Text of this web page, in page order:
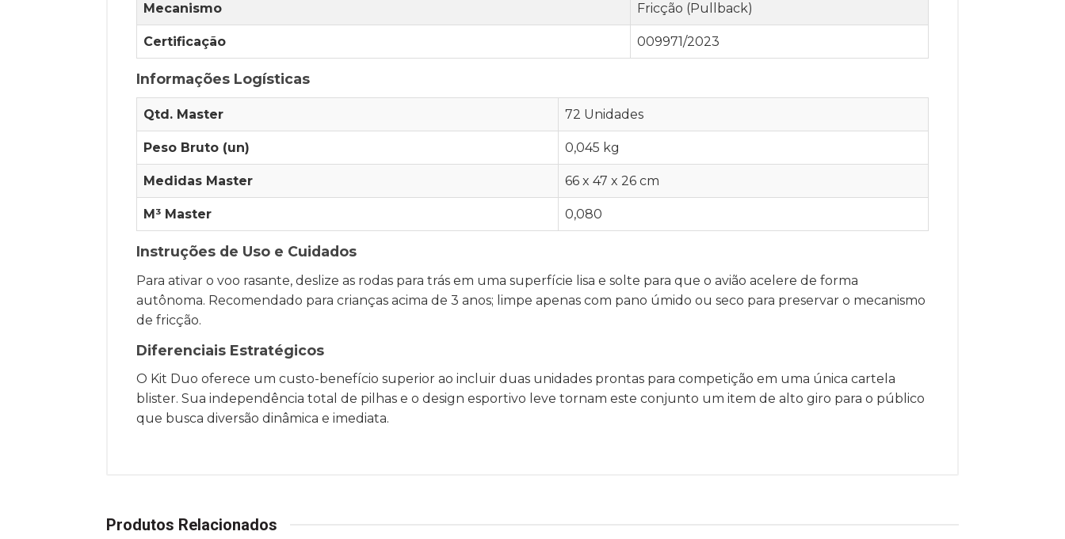
Mecanismo Fricção (Pullback)
Certificação 009971/2023
Informações Logísticas
Qtd. Master 72 Unidades
Peso Bruto (un) 0,045 kg
Medidas Master 66 x 47 x 26 cm
M³ Master 0,080
Instruções de Uso e Cuidados
Para ativar o voo rasante, deslize as rodas para trás em uma superfície lisa e solte para que o avião acelere de forma
autônoma. Recomendado para crianças acima de 3 anos; limpe apenas com pano úmido ou seco para preservar o mecanismo
de fricção.
Diferenciais Estratégicos
O Kit Duo oferece um custo-benefício superior ao incluir duas unidades prontas para competição em uma única cartela
blister. Sua independência total de pilhas e o design esportivo leve tornam este conjunto um item de alto giro para o público
que busca diversão dinâmica e imediata.
Produtos Relacionados